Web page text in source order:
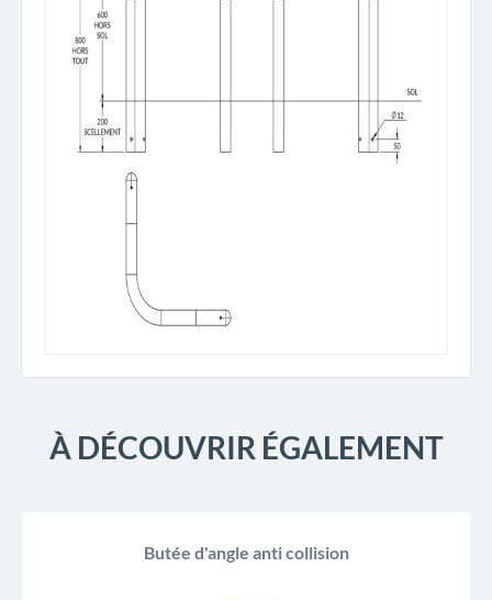
À DÉCOUVRIR ÉGALEMENT
Butée d'angle anti collision